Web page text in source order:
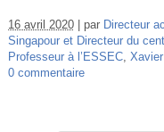
16 avril 2020 par Directeur
Singapour et Directeur du
Professeur à l’ESSEC,
0 commentaire